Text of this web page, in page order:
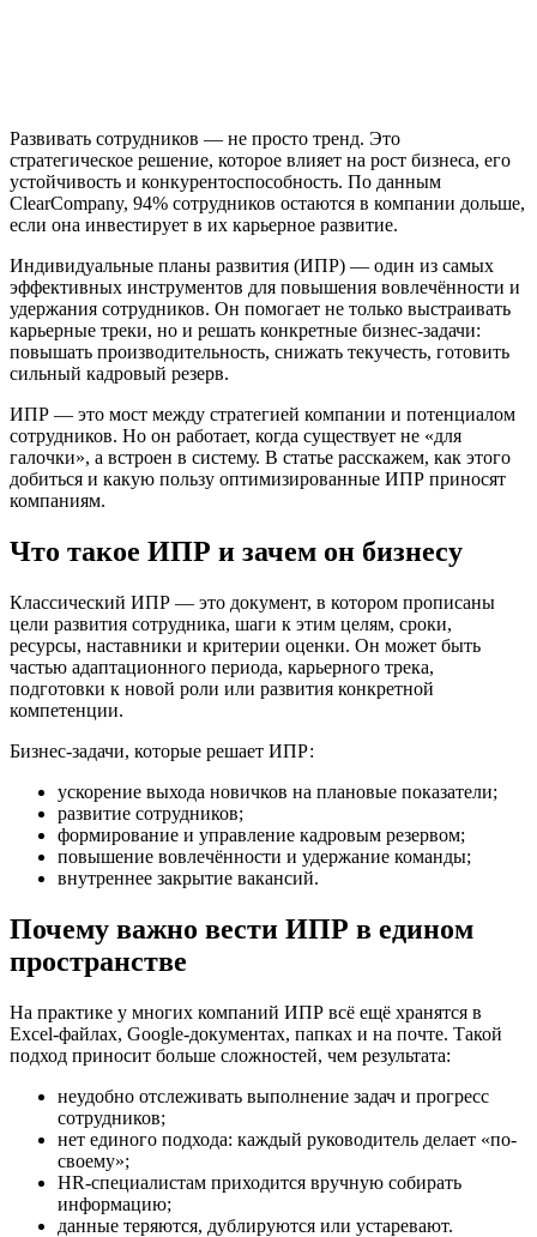
Развивать сотрудников — не просто тренд. Это
стратегическое решение, которое влияет на рост бизнеса, его
устойчивость и конкурентоспособность. По данным
ClearCompany, 94% сотрудников остаются в компании дольше,
если она инвестирует в их карьерное развитие.
Индивидуальные планы развития (ИПР) — один из самых
эффективных инструментов для повышения вовлечённости и
удержания сотрудников. Он помогает не только выстраивать
карьерные треки, но и решать конкретные бизнес-задачи:
повышать производительность, снижать текучесть, готовить
сильный кадровый резерв.
ИПР — это мост между стратегией компании и потенциалом
сотрудников. Но он работает, когда существует не «для
галочки», а встроен в систему. В статье расскажем, как этого
добиться и какую пользу оптимизированные ИПР приносят
компаниям.
Что такое ИПР и зачем он бизнесу
Классический ИПР — это документ, в котором прописаны
цели развития сотрудника, шаги к этим целям, сроки,
ресурсы, наставники и критерии оценки. Он может быть
частью адаптационного периода, карьерного трека,
подготовки к новой роли или развития конкретной
компетенции.
Бизнес-задачи, которые решает ИПР:
ускорение выхода новичков на плановые показатели;
развитие сотрудников;
формирование и управление кадровым резервом;
повышение вовлечённости и удержание команды;
внутреннее закрытие вакансий.
Почему важно вести ИПР в едином
пространстве
На практике у многих компаний ИПР всё ещё хранятся в
Excel-файлах, Google-документах, папках и на почте. Такой
подход приносит больше сложностей, чем результата:
неудобно отслеживать выполнение задач и прогресс
сотрудников;
нет единого подхода: каждый руководитель делает «по-
своему»;
HR-специалистам приходится вручную собирать
информацию;
данные теряются, дублируются или устаревают.